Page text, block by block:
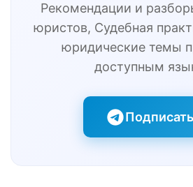
Рекомендации и
юристов, Судебная
юридические темы
доступным